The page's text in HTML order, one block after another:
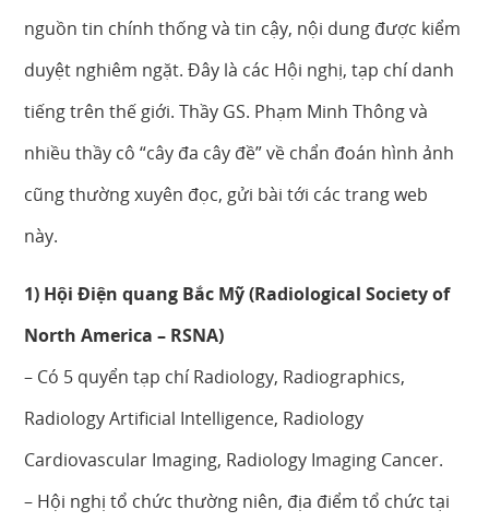
nguồn tin chính thống và tin cậy, nội dung được kiểm
duyệt nghiêm ngặt. Đây là các Hội nghị, tạp chí danh
tiếng trên thế giới. Thầy GS. Phạm Minh Thông và
nhiều thầy cô “cây đa cây đề” về chẩn đoán hình ảnh
cũng thường xuyên đọc, gửi bài tới các trang web
này.
1) Hội Điện quang Bắc Mỹ (Radiological Society of
North America – RSNA)
– Có 5 quyển tạp chí Radiology, Radiographics,
Radiology Artificial Intelligence, Radiology
Cardiovascular Imaging, Radiology Imaging Cancer.
– Hội nghị tổ chức thường niên, địa điểm tổ chức tại